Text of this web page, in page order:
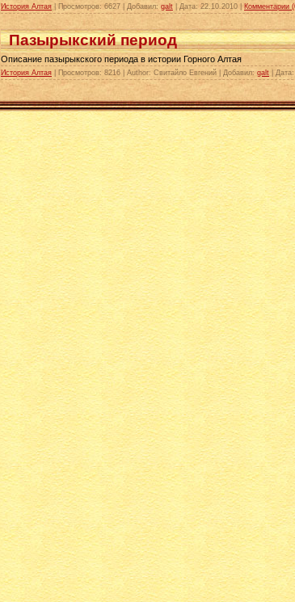
История Алтая | Просмотров: 6627 | Добавил: galt | Дата: 22.10.2010 Комментарии
Пазырыкский период
Описание пазырыкского периода в истории Горного Алтая
История Алтая | Просмотров: 8216 | Author: Свитайло Евгений | Добавил: galt | Дата: